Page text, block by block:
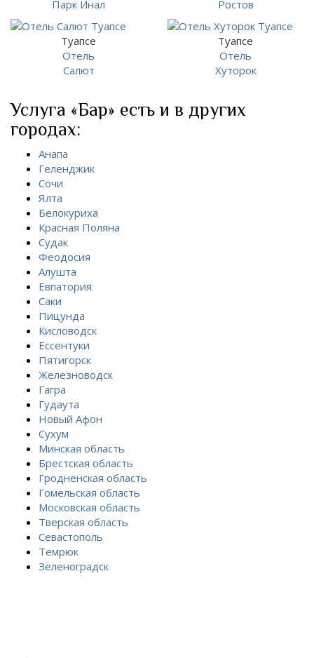
Парк Инал Ростов
Туапсе
Отель
Салют
Туапсе
Отель
Хуторок
Услуга «Бар» есть и в других
городах:
Анапа
Геленджик
Сочи
Ялта
Белокуриха
Красная Поляна
Судак
Феодосия
Алушта
Евпатория
Саки
Пицунда
Кисловодск
Ессентуки
Пятигорск
Железноводск
Гагра
Гудаута
Новый Афон
Сухум
Минская область
Брестская область
Гродненская область
Гомельская область
Московская область
Тверская область
Севастополь
Темрюк
Зеленоградск